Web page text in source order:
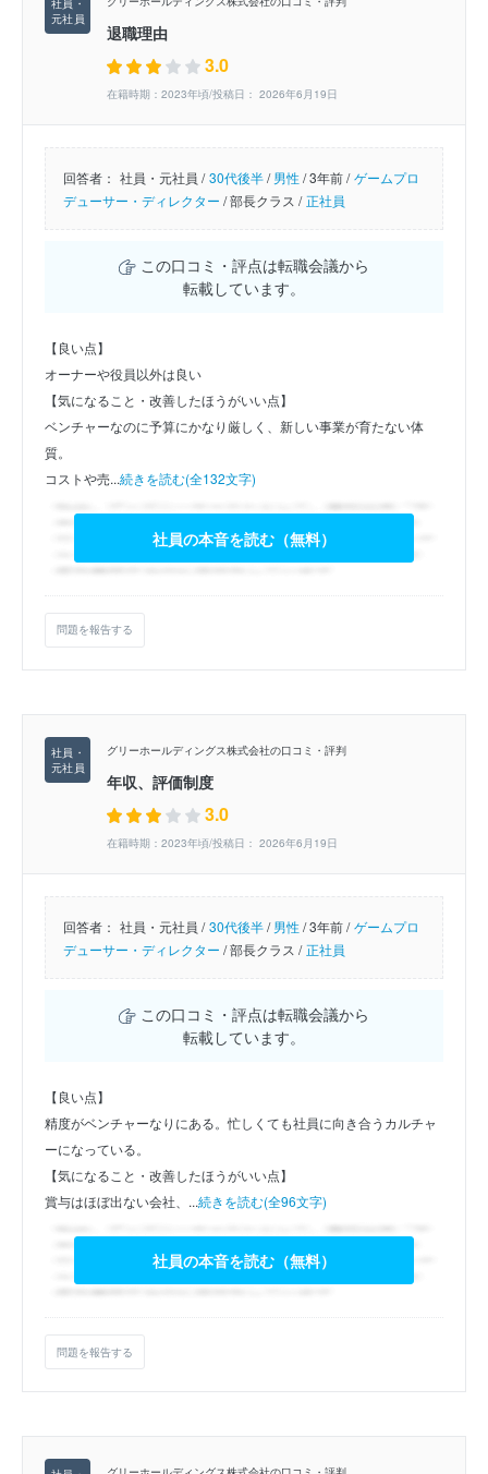
退職理由
3.0
在籍時期：2023年頃/投稿日： 2026年6月19日
回答者： 社員・元社員 / 30代後半/男性/3年前 / ゲームプロ
デューサー・ディレクター /部長クラス / 正社員
この口コミ・評点は転職会議から
転載しています。
【良い点】
オーナーや役員以外は良い
【気になること・改善したほうがいい点】
ベンチャーなのに予算にかなり厳しく、新しい事業が育たない体
質。
コストや売...続きを読む(全132文字)
社員の本音を読む（無料）
問題を報告する
グリーホールディングス株式会社の口コミ・評判
年収、評価制度
3.0
在籍時期：2023年頃/投稿日： 2026年6月19日
回答者： 社員・元社員 / 30代後半/男性/3年前 / ゲームプロ
デューサー・ディレクター /部長クラス / 正社員
この口コミ・評点は転職会議から
転載しています。
【良い点】
精度がベンチャーなりにある。忙しくても社員に向き合うカルチャ
ーになっている。
【気になること・改善したほうがいい点】
賞与はほぼ出ない会社、...続きを読む(全96文字)
社員の本音を読む（無料）
問題を報告する